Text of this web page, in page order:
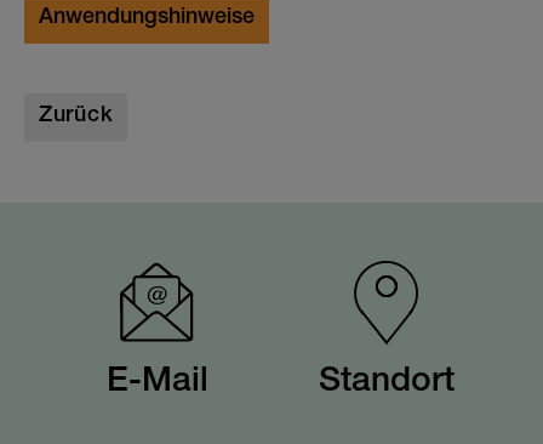
Anwendungshinweise
Zurück
E-Mail Standort